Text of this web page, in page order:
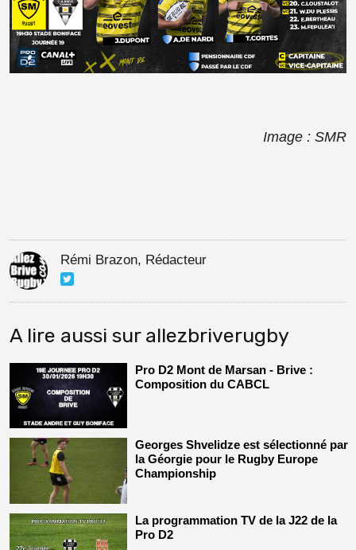
Image : SMR
Rémi Brazon, Rédacteur
A lire aussi sur allezbriverugby
Pro D2 Mont de Marsan - Brive :
Composition du CABCL
Georges Shvelidze est sélectionné par
la Géorgie pour le Rugby Europe
Championship
La programmation TV de la J22 de la
Pro D2